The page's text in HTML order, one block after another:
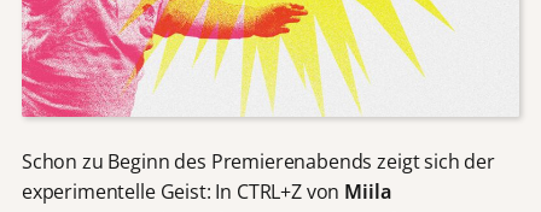
Schon zu Beginn des Premierenabends zeigt sich der
experimentelle Geist: In CTRL+Z von Miila